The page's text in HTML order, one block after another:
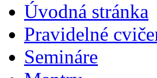
Úvodná stránka
Pravidelné
Semináre